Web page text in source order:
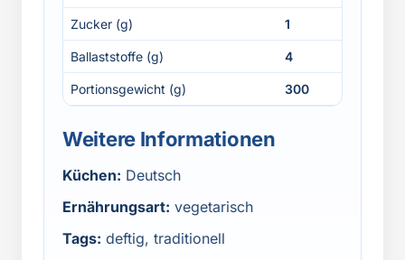
Zucker (g) 1
Ballaststoffe (g) 4
Portionsgewicht (g) 300
Weitere Informationen
Küchen: Deutsch
Ernährungsart: vegetarisch
Tags: deftig, traditionell